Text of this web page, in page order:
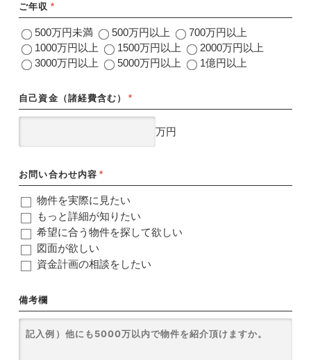
ご年収 *
500万円未満 500万円以上
700万円以上
1000万円以上
1500万円以上
2000万円以上
3000万円以上
5000万円以上 1億円以上
自己資金（諸経費含む） *
万円
お問い合わせ内容 *
物件を実際に見たい
もっと詳細が知りたい
希望に合う物件を探して欲しい
図面が欲しい
資金計画の相談をしたい
備考欄